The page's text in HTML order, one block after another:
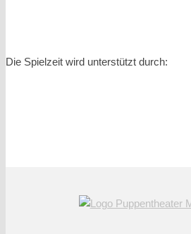
Die Spielzeit wird unterstützt durch: